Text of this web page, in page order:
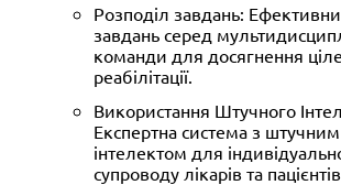
Розподіл завдань:
завдань серед
команди для досягнення
реабілітації.
Використання Штучного
Експертна система з штучним
інтелектом для
супроводу лікарів та пацієнтів.